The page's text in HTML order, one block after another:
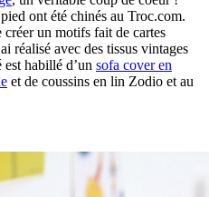
ont été chinés au Troc.com.
créer un motifs fait de cartes
réalisé avec des tissus vintages
est habillé d’un sofa cover en
et de coussins en lin Zodio et au